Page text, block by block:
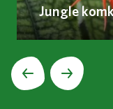
Jungle
Volgende